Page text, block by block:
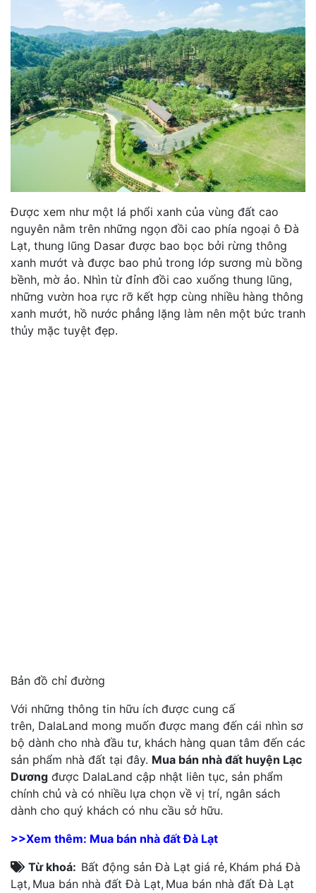
Được xem như một lá phổi xanh của vùng đất cao
nguyên nằm trên những ngọn đồi cao phía ngoại ô Đà
Lạt, thung lũng Dasar được bao bọc bởi rừng thông
xanh mướt và được bao phủ trong lớp sương mù bồng
bềnh, mờ ảo. Nhìn từ đỉnh đồi cao xuống thung lũng,
những vườn hoa rực rỡ kết hợp cùng nhiều hàng thông
xanh mướt, hồ nước phẳng lặng làm nên một bức tranh
thủy mặc tuyệt đẹp.
Bản đồ chỉ đường
Với những thông tin hữu ích được cung cấ
trên, DalaLand mong muốn được mang đến cái nhìn sơ
bộ dành cho nhà đầu tư, khách hàng quan tâm đến các
sản phẩm nhà đất tại đây. Mua bán nhà đất huyện Lạc
Dương được DalaLand cập nhật liên tục, sản phẩm
chính chủ và có nhiều lựa chọn về vị trí, ngân sách
dành cho quý khách có nhu cầu sở hữu.
>>Xem thêm: Mua bán nhà đất Đà Lạt
Từ khoá: Bất động sản Đà Lạt giá rẻ, Khám phá Đà
Lạt, Mua bán nhà đất Đà Lạt, Mua bán nhà đất Đà Lạt